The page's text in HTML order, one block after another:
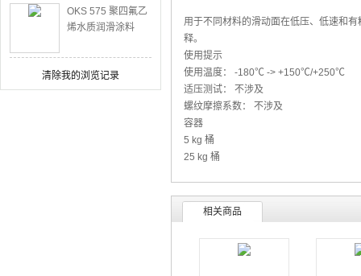
OKS 575 聚四氟乙
烯水质润滑涂料
清除我的浏览记录
用于不同材料的滑动面在低压、低速和
释。
使用提示
使用温度： -180℃ -> +150℃/+250℃
适压测试： 不涉及
螺纹摩擦系数： 不涉及
容器
5 kg 桶
25 kg 桶
相关商品